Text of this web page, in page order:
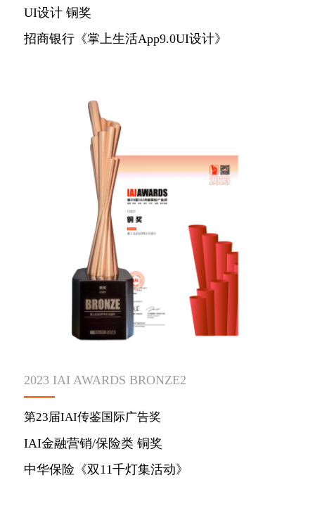
UI设计 铜奖
招商银行《掌上生活App9.0UI设计》
2023 IAI AWARDS BRONZE2
第23届IAI传鉴国际广告奖
IAI金融营销/保险类 铜奖
中华保险《双11千灯集活动》